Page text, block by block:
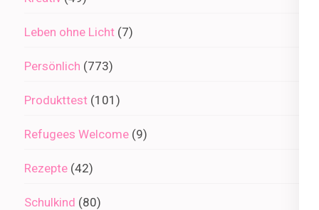
Leben ohne Licht (7)
Persönlich (773)
Produkttest (101)
Refugees Welcome (9)
Rezepte (42)
Schulkind (80)